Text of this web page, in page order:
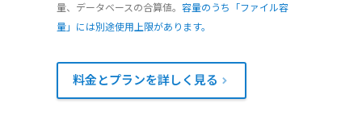
量、データベースの合算値。 容量のうち「ファイル容
量」には別途使用上限があります。
料金とプランを詳しく見る